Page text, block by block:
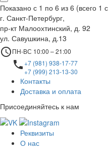
Показано с 1 по 6 из 6 (всего 1
г. Санкт-Петербург,
пр-кт Малоохтинский, д. 92
ул. Савушкина, д.13
access_timeПН-ВС 10:00 – 21:00
local_phone+7 (981) 938-17-77
+7 (999) 213-13-30
Контакты
Доставка и оплата
Присоединяйтесь к нам
Реквизиты
О нас